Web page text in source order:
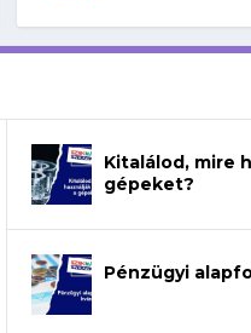
Kitalálod, mire
gépeket?
Pénzügyi